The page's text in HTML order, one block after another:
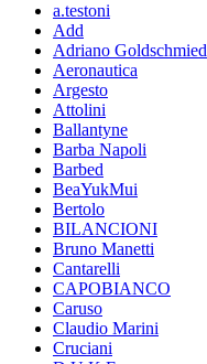
a.testoni
Add
Adriano Goldschmied
Aeronautica
Argesto
Attolini
Ballantyne
Barba Napoli
Barbed
BeaYukMui
Bertolo
BILANCIONI
Bruno Manetti
Cantarelli
CAPOBIANCO
Caruso
Claudio Marini
Cruciani